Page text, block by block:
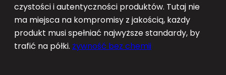
czystości i autentyczności produktów. Tutaj nie
ma miejsca na kompromisy z jakością, każdy
produkt musi spełniać najwyższe standardy, by
trafić na półki. żywność bez chemii